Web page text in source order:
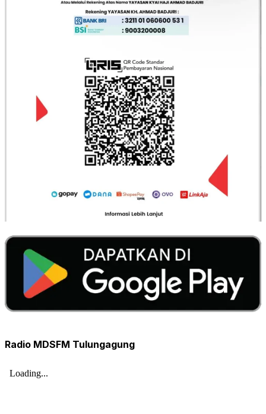
Radio MDSFM Tulungagung